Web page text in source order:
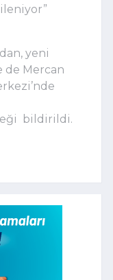
yeni
Mercan
bildirildi.